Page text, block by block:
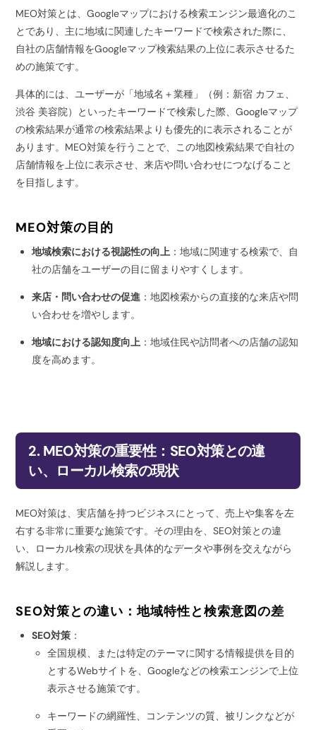
MEO対策とは、Googleマップにおける検索エンジン最適化のこ
とであり、主に地域に関連したキーワードで検索された際に、
自社の店舗情報をGoogleマップ検索結果の上位に表示させるた
めの施策です。
具体的には、ユーザーが「地域名＋業種」（例：新宿 カフェ、
渋谷 美容院）といったキーワードで検索した際、Googleマップ
の検索結果が通常の検索結果よりも優先的に表示されることが
あります。MEO対策を行うことで、この地図検索結果で自社の
店舗情報を上位に表示させ、来店や問い合わせにつなげること
を目指します。
MEO対策の目的
地域検索における視認性の向上：地域に関連する検索で、自
社の店舗をユーザーの目に留まりやすくします。
来店・問い合わせの促進：地図検索からの直接的な来店や問
い合わせを増やします。
地域における認知度向上：地域住民や訪問者への店舗の認知
度を高めます。
2. MEO対策の重要性：SEO対策との違
い、ローカル検索の現状
MEO対策は、実店舗を持つビジネスにとって、売上や集客を左
右する非常に重要な施策です。その理由を、SEO対策との違
い、ローカル検索の現状を具体的なデータや事例を交えながら
解説します。
SEO対策との違い：地域特性と検索意図の差
SEO対策：
全国規模、または特定のテーマに関する情報提供を目的
とするWebサイトを、Googleなどの検索エンジンで上位
表示させる施策です。
キーワードの網羅性、コンテンツの質、被リンクなどが